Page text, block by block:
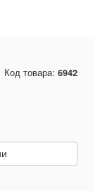
Код товара: 6942